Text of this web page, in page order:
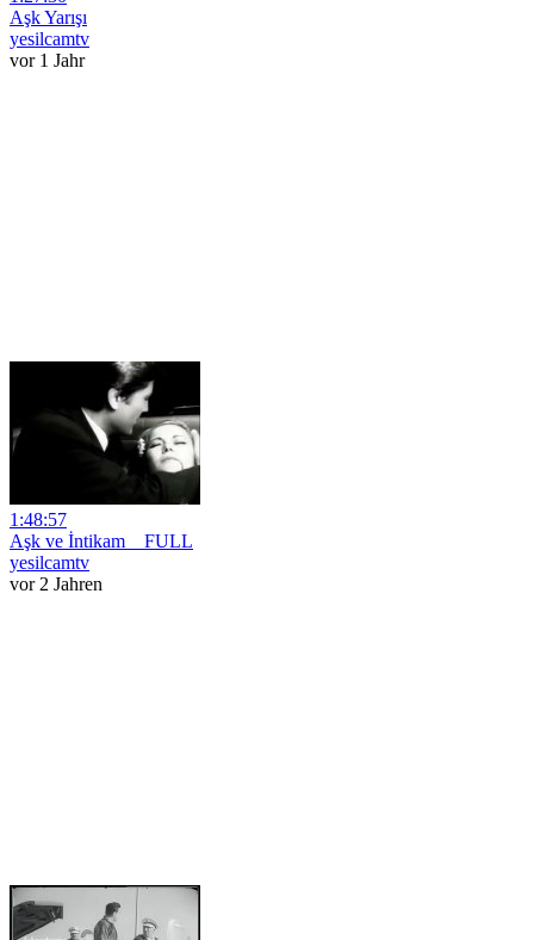
Aşk Yarışı
yesilcamtv
vor 1 Jahr
1:48:57
Aşk ve İntikam _ FULL
yesilcamtv
vor 2 Jahren